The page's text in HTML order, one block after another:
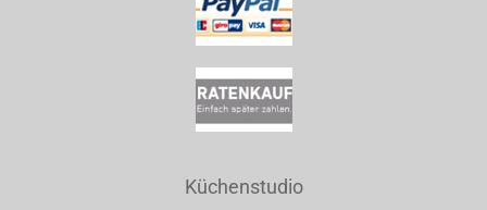
Küchenstudio